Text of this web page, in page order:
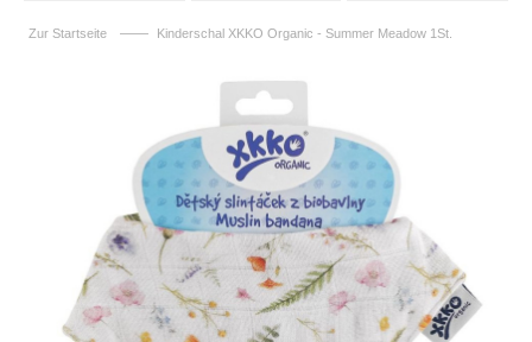
Zur Startseite —— Kinderschal XKKO Organic - Summer Meadow 1St.